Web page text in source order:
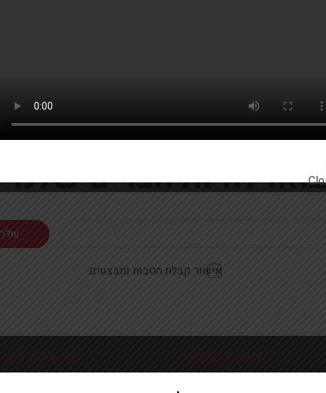
רוצים להתעדכן ראשונים על מבצעים והטבות?
בואו להיות חברים שלנו
אישור קבלת הטבות ומבצעים
לינקים נפוצים צרו איתנו קשר